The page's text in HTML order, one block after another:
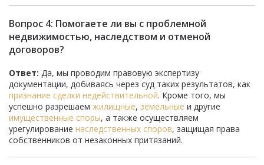
Вопрос 4: Помогаете ли вы с проблемной
недвижимостью, наследством и отменой
договоров?
Ответ: Да, мы проводим правовую экспертизу
документации, добиваясь через суд таких результатов, как
признание сделки недействительной. Кроме того, мы
успешно разрешаем жилищные, земельные и другие
имущественные споры, а также осуществляем
урегулирование наследственных споров, защищая права
собственников от незаконных притязаний.